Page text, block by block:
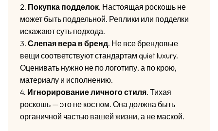
2. Покупка подделок. Настоящая роскошь не
может быть поддельной. Реплики или подделки
искажают суть подхода.
3. Слепая вера в бренд. Не все брендовые
вещи соответствуют стандартам quiet luxury.
Оценивать нужно не по логотипу, а по крою,
материалу и исполнению.
4. Игнорирование личного стиля. Тихая
роскошь — это не костюм. Она должна быть
органичной частью вашей жизни, а не маской.